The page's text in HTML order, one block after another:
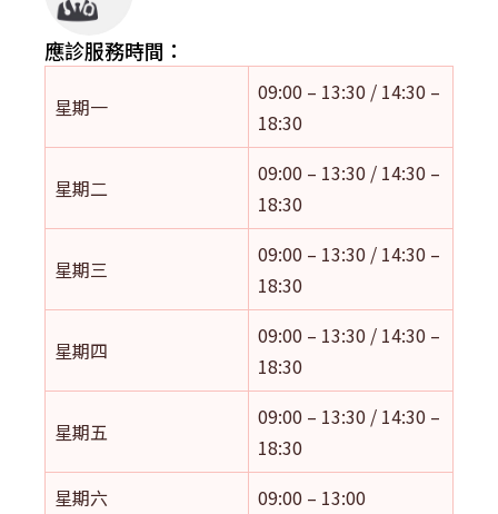
應診服務時間：
星期一
09:00 – 13:30 / 14:30 –
18:30
星期二
09:00 – 13:30 / 14:30 –
18:30
星期三
09:00 – 13:30 / 14:30 –
18:30
星期四
09:00 – 13:30 / 14:30 –
18:30
星期五
09:00 – 13:30 / 14:30 –
18:30
星期六
09:00 – 13:00